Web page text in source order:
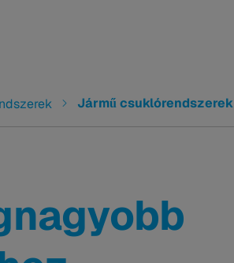
Jármű csuklórendszerek